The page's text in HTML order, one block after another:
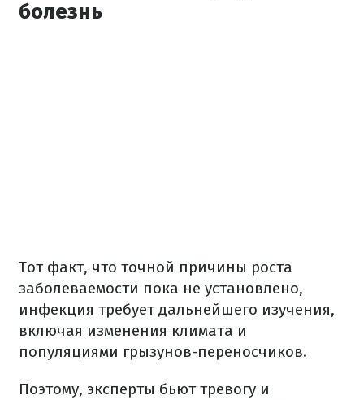
болезнь
Тот факт, что точной причины роста
заболеваемости пока не установлено,
инфекция требует дальнейшего изучения,
включая изменения климата и
популяциями грызунов-переносчиков.
Поэтому, эксперты бьют тревогу и